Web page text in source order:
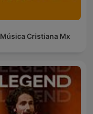
Música Cristiana Mx